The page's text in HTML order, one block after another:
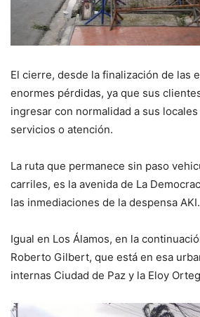
El cierre, desde la finalización de las
enormes pérdidas, ya que sus
ingresar con normalidad a sus
servicios o atención.
La ruta que permanece sin paso
carriles, es la avenida de La
las inmediaciones de la despensa AKI.
Igual en Los Álamos, en la
Roberto Gilbert, que está en esa
internas Ciudad de Paz y la Eloy